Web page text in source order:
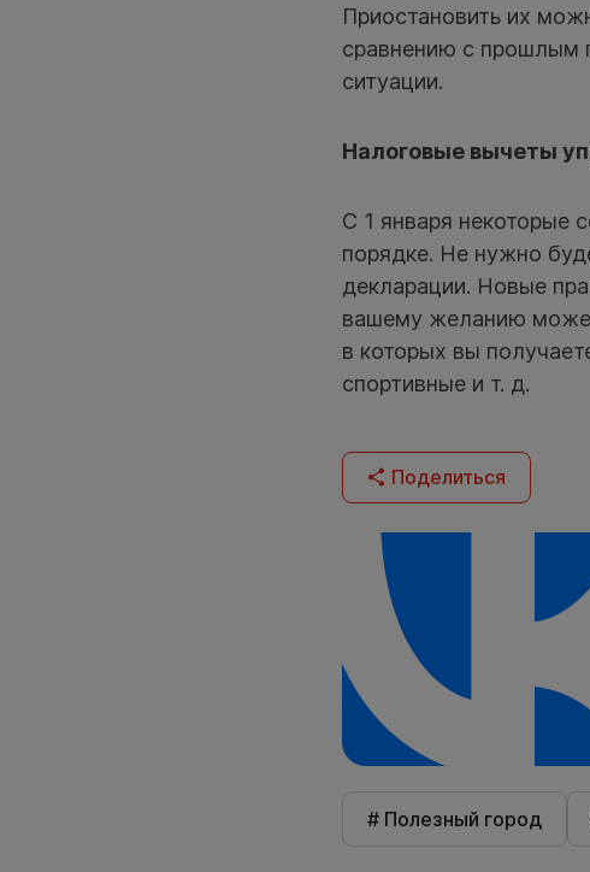
Приостановить их
сравнению с прошлым
ситуации.
Налоговые вычеты
С 1 января некоторые
порядке. Не нужно
декларации. Новые
вашему желанию
в которых вы
спортивные и т. д.
Поделиться
# Полезный город